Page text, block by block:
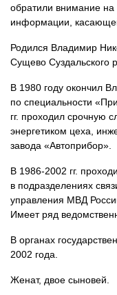
обратили внимание на
информации,
Родился Владимир
Сущево Суздальского
В 1980 году окончил
по специальности
гг. проходил срочную
энергетиком цеха,
завода «Автоприбор».
В 1986-2002 гг.
в подразделениях
управления МВД
Имеет ряд
В органах
2002 года.
Женат, двое сыновей.